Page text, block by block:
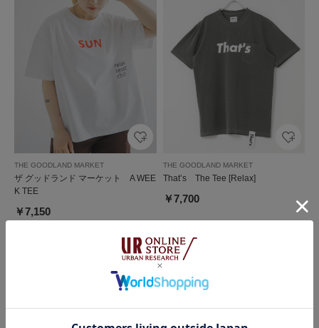
THE GOODLAND MARKET
ザ グッドランド マーケット A WEE
K TEE
￥7,150
THE GOODLAND MARKET
That’s The Tee [Relax]
￥7,700